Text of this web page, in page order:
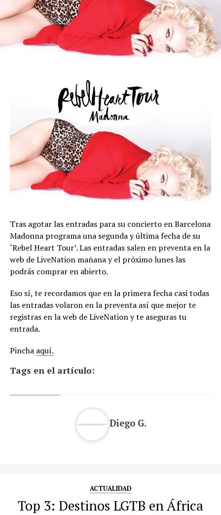
Tras agotar las entradas para su concierto en Barcelona
Madonna programa una segunda y última fecha de su
‘Rebel Heart Tour’. Las entradas salen en preventa en la
web de LiveNation mañana y el próximo lunes las
podrás comprar en abierto.
Eso sí, te recordamos que en la primera fecha casi todas
las entradas volaron en la preventa así que mejor te
registras en la web de LiveNation y te aseguras tu
entrada.
Pincha aquí.
Tags en el artículo:
Diego G.
ACTUALIDAD
Top 3: Destinos LGTB en África